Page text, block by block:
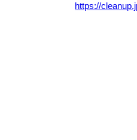
https://